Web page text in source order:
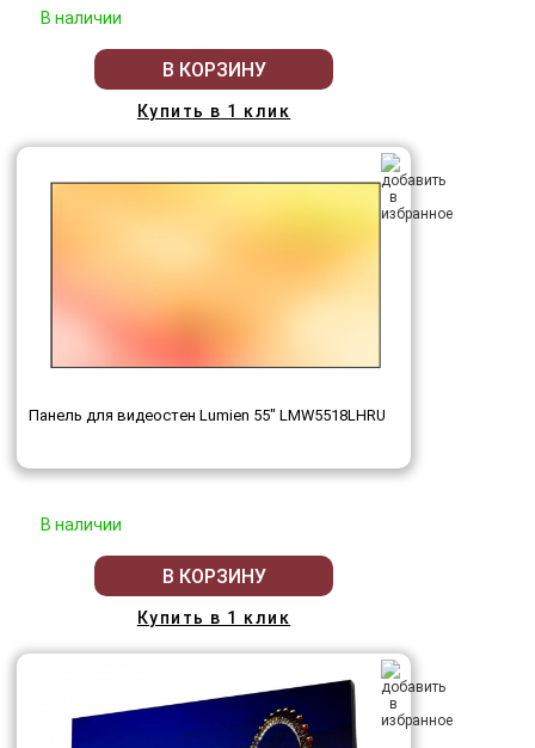
В наличии
В КОРЗИНУ
Купить в 1 клик
Панель для видеостен Lumien 55" LMW5518LHRU
В наличии
В КОРЗИНУ
Купить в 1 клик